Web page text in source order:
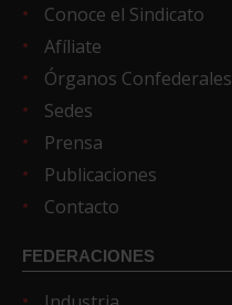
Conoce el Sindicato
Afíliate
Órganos Confederales
Sedes
Prensa
Publicaciones
Contacto
FEDERACIONES